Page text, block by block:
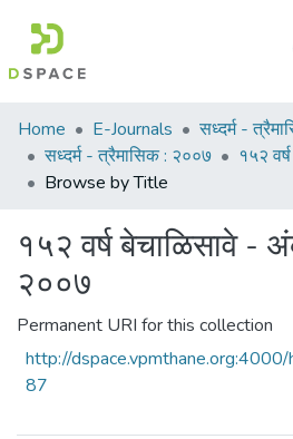
Communities
&
Collections
All of DSpace
Home E-Journals
सध्दर्म -
सध्दर्म - त्रैमासिक : २००७
Browse by Title
१५२ वर्ष बेचाळिसावे -
२००७
Permanent URI for this collection
http://
87